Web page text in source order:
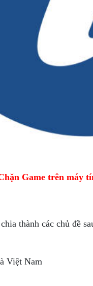
Game trên máy
thành các chủ đề
Việt Nam